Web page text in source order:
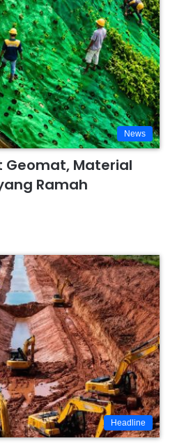
News
Geomat, Material
Ramah
Headline